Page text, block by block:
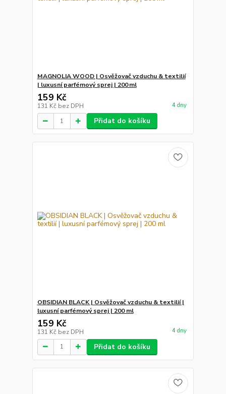
MAGNOLIA WOOD | Osvěžovač vzduchu & textilií
| luxusní parfémový sprej | 200 ml
159 Kč
131 Kč bez DPH 4 dny
Přidat do košíku
OBSIDIAN BLACK | Osvěžovač vzduchu & textilií |
luxusní parfémový sprej | 200 ml
159 Kč
131 Kč bez DPH 4 dny
Přidat do košíku